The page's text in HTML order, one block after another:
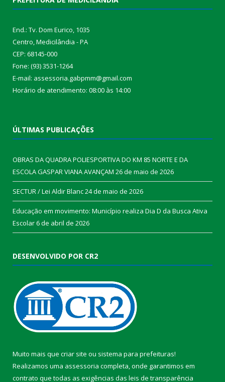
End.: Tv. Dom Eurico, 1035
Centro, Medicilândia - PA
CEP: 68145-000
Fone: (93) 3531-1264
E-mail: assessoria.gabpmm@gmail.com
Horário de atendimento: 08:00 às 14:00
ÚLTIMAS PUBLICAÇÕES
OBRAS DA QUADRA POLIESPORTIVA DO KM 85 NORTE E DA
ESCOLA GASPAR VIANA AVANÇAM 26 de maio de 2026
SECTUR / Lei Aldir Blanc24 de maio de 2026
Educação em movimento: Município realiza Dia D da Busca Ativa
Escolar6 de abril de 2026
DESENVOLVIDO POR CR2
Muito mais que criar site ou sistema para prefeituras!
Realizamos uma assessoria completa, onde garantimos em
contrato que todas as exigências das leis de transparência